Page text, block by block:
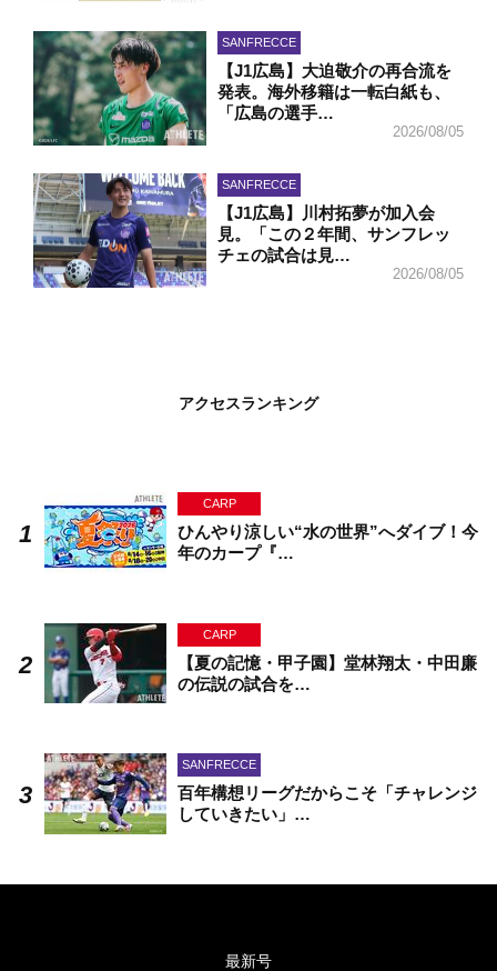
SANFRECCE
【J1広島】大迫敬介の再合流を
発表。海外移籍は一転白紙も、
「広島の選手…
2026/08/05
SANFRECCE
【J1広島】川村拓夢が加入会
見。「この２年間、サンフレッ
チェの試合は見…
2026/08/05
アクセスランキング
CARP
ひんやり涼しい“水の世界”へダイブ！今
年のカープ『…
CARP
【夏の記憶・甲子園】堂林翔太・中田廉
の伝説の試合を…
SANFRECCE
百年構想リーグだからこそ「チャレンジ
していきたい」…
最新号